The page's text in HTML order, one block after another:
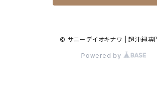
ミックスセット
春ウコン + 紫ウコン© サニーデイオキナワ | 超沖縄専
Powered by